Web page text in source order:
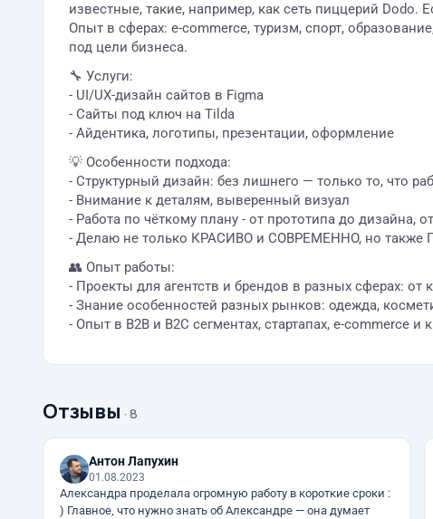
известные, такие, например, как сеть пиццерий
Опыт в сферах: e-commerce, туризм, спорт,
под цели бизнеса.
🔧 Услуги:
- UI/UX-дизайн сайтов в Figma
- Сайты под ключ на Tilda
- Айдентика, логотипы, презентации, оформление
💡 Особенности подхода:
- Структурный дизайн: без лишнего — только то, что
- Внимание к деталям, выверенный визуал
- Работа по чёткому плану - от прототипа до дизайна,
- Делаю не только КРАСИВО и СОВРЕМЕННО, но
👥 Опыт работы:
- Проекты для агентств и брендов в разных сферах:
- Знание особенностей разных рынков: одежда,
- Опыт в B2B и B2C сегментах, стартапах, e-commerce и
Отзывы · 8
Антон Лапухин
01.08.2023
Александра проделала огромную работу в короткие сроки :
) Главное, что нужно знать об Александре — она думает